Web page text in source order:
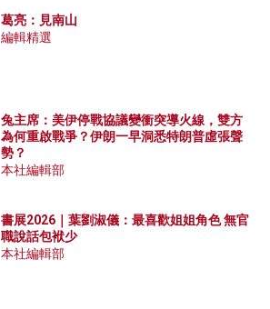
葛亮：見南山
編輯精選
兔主席：美伊停戰協議變衝突導火線，雙方
為何重啟戰爭？伊朗一早洞悉特朗普虛張聲
勢？
本社編輯部
書展2026｜葉劉淑儀：最喜歡姐姐角色 無官
職說話包袱少
本社編輯部